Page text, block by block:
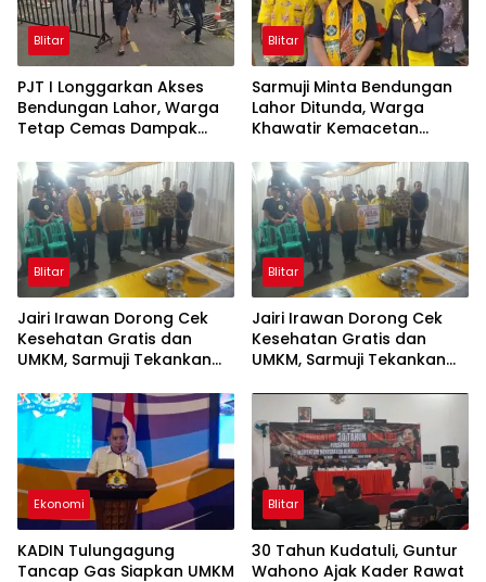
Blitar
PJT I Longgarkan Akses
Bendungan Lahor, Warga
Tetap Cemas Dampak
Penutupan Total
Blitar
Sarmuji Minta Bendungan
Lahor Ditunda, Warga
Khawatir Kemacetan
Blitar
Jairi Irawan Dorong Cek
Kesehatan Gratis dan
UMKM, Sarmuji Tekankan
Blitar.
Blitar
Jairi Irawan Dorong Cek
Kesehatan Gratis dan
UMKM, Sarmuji Tekankan
Blitar
Ekonomi
KADIN Tulungagung
Tancap Gas Siapkan UMKM
Blitar
30 Tahun Kudatuli, Guntur
Wahono Ajak Kader Rawat